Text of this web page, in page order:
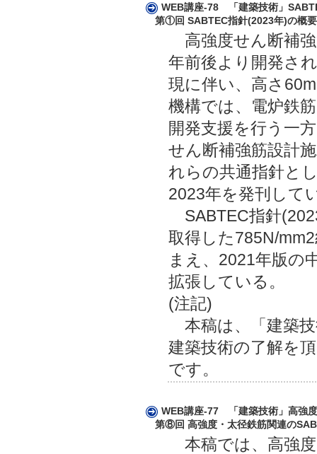
WEB講座-78 「建築技術」
第①回 SABTEC指針(2023年)の概要
高強度せん断補
年前後より開発さ
現に伴い、高さ
機構では、電炉鉄
開発支援を行う一
せん断補強筋設計
れらの共通指針と
2023年を発刊して
SABTEC指針
取得した785N/
まえ、2021年版の
拡張している。
(注記)
本稿は、「建築
建築技術の了解を
です。
WEB講座-77 「建築技術」高強
第⑧回 高強度・太径鉄筋関連の
本稿では、高強度